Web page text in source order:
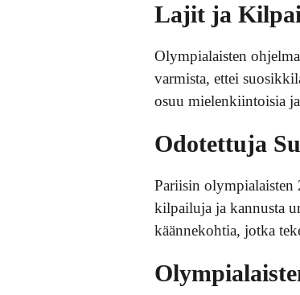
Lajit ja
Olympialaisten
varmista, ettei
osuu mielenkiintoisia
Odotettuja
Pariisin olympialaisten
kilpailuja ja kannusta
käännekohtia, jotka